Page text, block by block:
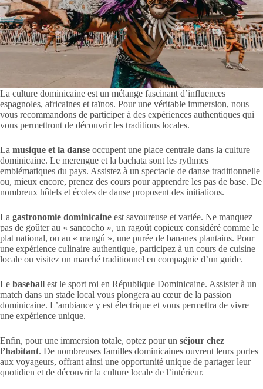
La culture dominicaine est un mélange fascinant d’influences
espagnoles, africaines et taïnos. Pour une véritable immersion, nous
vous recommandons de participer à des expériences authentiques qui
vous permettront de découvrir les traditions locales.
La musique et la danse occupent une place centrale dans la culture
dominicaine. Le merengue et la bachata sont les rythmes
emblématiques du pays. Assistez à un spectacle de danse traditionnelle
ou, mieux encore, prenez des cours pour apprendre les pas de base. De
nombreux hôtels et écoles de danse proposent des initiations.
La gastronomie dominicaine est savoureuse et variée. Ne manquez
pas de goûter au « sancocho », un ragoût copieux considéré comme le
plat national, ou au « mangú », une purée de bananes plantains. Pour
une expérience culinaire authentique, participez à un cours de cuisine
locale ou visitez un marché traditionnel en compagnie d’un guide.
Le baseball est le sport roi en République Dominicaine. Assister à un
match dans un stade local vous plongera au cœur de la passion
dominicaine. L’ambiance y est électrique et vous permettra de vivre
une expérience unique.
Enfin, pour une immersion totale, optez pour un séjour chez
l’habitant. De nombreuses familles dominicaines ouvrent leurs portes
aux voyageurs, offrant ainsi une opportunité unique de partager leur
quotidien et de découvrir la culture locale de l’intérieur.